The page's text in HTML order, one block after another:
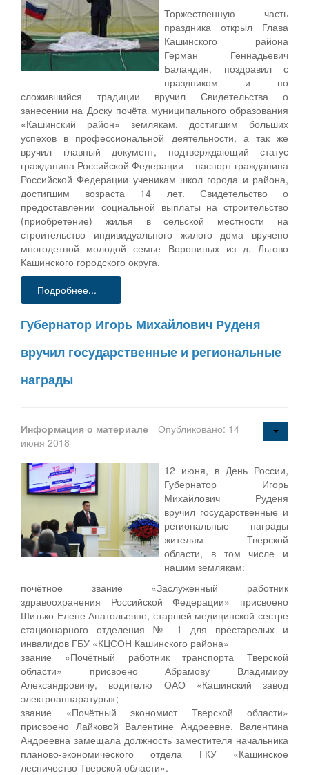
Торжественную часть
праздника открыл Глава
Кашинского района
Герман Геннадьевич
Баландин, поздравил с
праздником и по
сложившийся традиции вручил Свидетельства о
занесении на Доску почёта муниципального образования
«Кашинский район» землякам, достигшим больших
успехов в профессиональной деятельности, а так же
вручил главный документ, подтверждающий статус
гражданина Российской Федерации – паспорт гражданина
Российской Федерации ученикам школ города и района,
достигшим возраста 14 лет. Свидетельство о
предоставлении социальной выплаты на строительство
(приобретение) жилья в сельской местности на
строительство индивидуального жилого дома вручено
многодетной молодой семье Ворониных из д. Льгово
Кашинского городского округа.
Подробнее...
Губернатор Игорь Михайлович Руденя
вручил государственные и региональные
награды
Информация о материале
Опубликовано: 14
июня 2018
12 июня, в День России,
Губернатор Игорь
Михайлович Руденя
вручил государственные и
региональные награды
жителям Тверской
области, в том числе и
нашим землякам:
почётное звание «Заслуженный работник
здравоохранения Российской Федерации» присвоено
Шитько Елене Анатольевне, старшей медицинской сестре
стационарного отделения № 1 для престарелых и
инвалидов ГБУ «КЦСОН Кашинского района»
звание «Почётный работник транспорта Тверской
области» присвоено Абрамову Владимиру
Александровичу, водителю ОАО «Кашинский завод
электроаппаратуры»;
звание «Почётный экономист Тверской области»
присвоено Лайковой Валентине Андреевне. Валентина
Андреевна замещала должность заместителя начальника
планово-экономического отдела ГКУ «Кашинское
лесничество Тверской области».